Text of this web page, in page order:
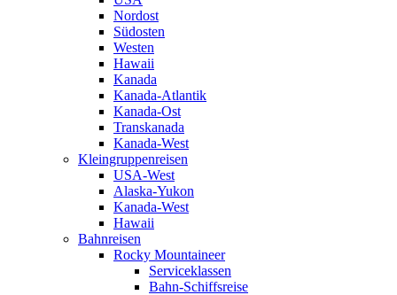
Nordost
Südosten
Westen
Hawaii
Kanada
Kanada-Atlantik
Kanada-Ost
Transkanada
Kanada-West
Kleingruppenreisen
USA-West
Alaska-Yukon
Kanada-West
Hawaii
Bahnreisen
Rocky Mountaineer
Serviceklassen
Bahn-Schiffsreise